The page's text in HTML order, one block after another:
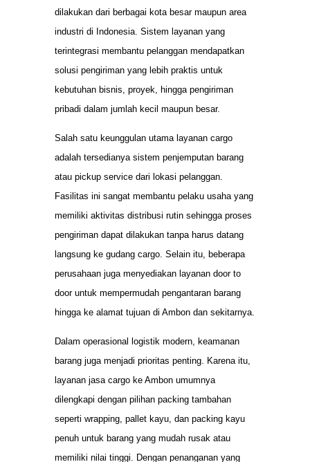
dilakukan dari berbagai kota besar maupun area
industri di Indonesia. Sistem layanan yang
terintegrasi membantu pelanggan mendapatkan
solusi pengiriman yang lebih praktis untuk
kebutuhan bisnis, proyek, hingga pengiriman
pribadi dalam jumlah kecil maupun besar.
Salah satu keunggulan utama layanan cargo
adalah tersedianya sistem penjemputan barang
atau pickup service dari lokasi pelanggan.
Fasilitas ini sangat membantu pelaku usaha yang
memiliki aktivitas distribusi rutin sehingga proses
pengiriman dapat dilakukan tanpa harus datang
langsung ke gudang cargo. Selain itu, beberapa
perusahaan juga menyediakan layanan door to
door untuk mempermudah pengantaran barang
hingga ke alamat tujuan di Ambon dan sekitarnya.
Dalam operasional logistik modern, keamanan
barang juga menjadi prioritas penting. Karena itu,
layanan jasa cargo ke Ambon umumnya
dilengkapi dengan pilihan packing tambahan
seperti wrapping, pallet kayu, dan packing kayu
penuh untuk barang yang mudah rusak atau
memiliki nilai tinggi. Dengan penanganan yang